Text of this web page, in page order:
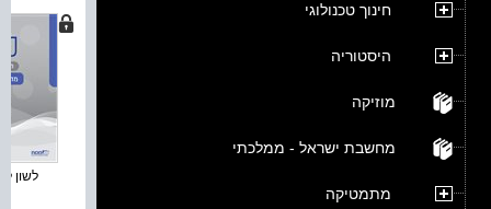
חינוך טכנולוגי
היסטוריה
מוזיקה
מחשבת ישראל - ממלכתי
מתמטיקה
לשון